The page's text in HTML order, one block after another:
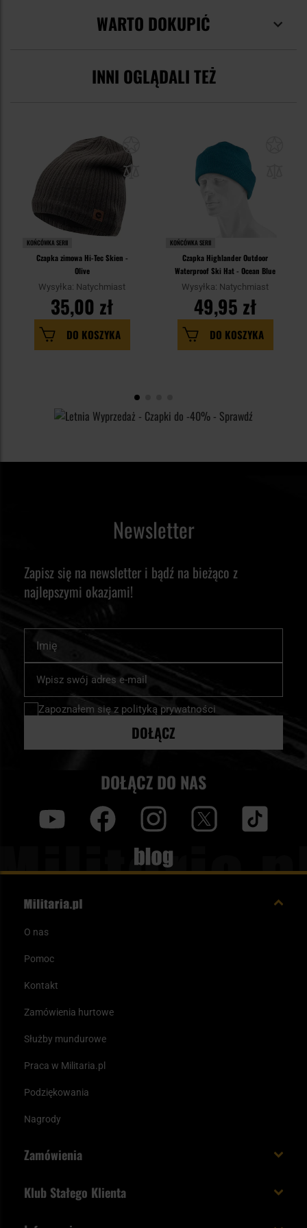
WARTO DOKUPIĆ
INNI OGLĄDALI TEŻ
KOŃCÓWKA SERII
Czapka zimowa Hi-Tec Skien -
Olive
Wysyłka: Natychmiast
35,00 zł
DO KOSZYKA
KOŃCÓWKA SERII
Czapka Highlander Outdoor
Waterproof Ski Hat - Ocean Blue
Wysyłka: Natychmiast
49,95 zł
DO KOSZYKA
Newsletter
Zapisz się na newsletter i bądź na bieżąco z
najlepszymi okazjami!
nasz
newsletter:
Zapoznałem się z polityką prywatności
DOŁĄCZ
DOŁĄCZ DO NAS
Blog
O nas
Pomoc
Kontakt
Zamówienia hurtowe
Służby mundurowe
Praca w Militaria.pl
Podziękowania
Nagrody
Zamówienia
Klub Stałego Klienta